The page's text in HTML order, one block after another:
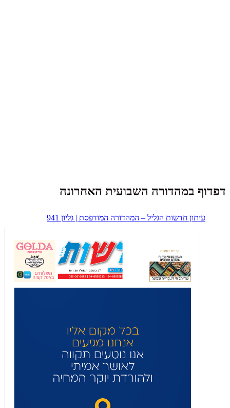
דפדוף במהדורה השבועית האחרונה
עיתון חדשות הגליל – המהדורה המודפסת | גליון 941